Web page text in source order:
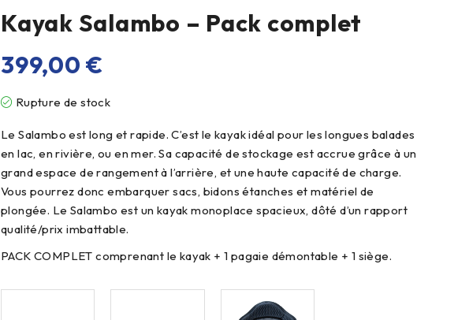
Kayak Salambo – Pack complet
399,00€
Rupture de stock
Le Salambo est long et rapide. C’est le kayak idéal pour les longues balades
en lac, en rivière, ou en mer. Sa capacité de stockage est accrue grâce à un
grand espace de rangement à l’arrière, et une haute capacité de charge.
Vous pourrez donc embarquer sacs, bidons étanches et matériel de
plongée. Le Salambo est un kayak monoplace spacieux, dôté d’un rapport
qualité/prix imbattable.
PACK COMPLET comprenant le kayak + 1 pagaie démontable + 1 siège.